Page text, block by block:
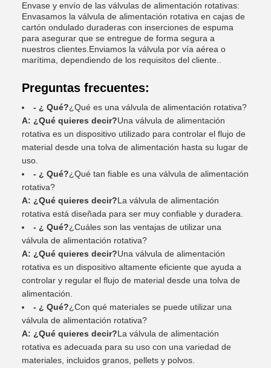
Envase y envío de las válvulas de alimentación rotativas:
Envasamos la válvula de alimentación rotativa en cajas de
cartón ondulado duraderas con inserciones de espuma
para asegurar que se entregue de forma segura a
nuestros clientes.Enviamos la válvula por vía aérea o
marítima, dependiendo de los requisitos del cliente..
Preguntas frecuentes:
- ¿ Qué?¿Qué es una válvula de alimentación rotativa?
A: ¿Qué quieres decir?Una válvula de alimentación
rotativa es un dispositivo utilizado para controlar el flujo de
material desde una tolva de alimentación hasta su lugar de
uso.
- ¿ Qué?¿Qué tan fiable es una válvula de alimentación
rotativa?
A: ¿Qué quieres decir?La válvula de alimentación
rotativa está diseñada para ser muy confiable y duradera.
- ¿ Qué?¿Cuáles son las ventajas de utilizar una
válvula de alimentación rotativa?
A: ¿Qué quieres decir?Una válvula de alimentación
rotativa es un dispositivo altamente eficiente que ayuda a
controlar y regular el flujo de material desde una tolva de
alimentación.
- ¿ Qué?¿Con qué materiales se puede utilizar una
válvula de alimentación rotativa?
A: ¿Qué quieres decir?La válvula de alimentación
rotativa es adecuada para su uso con una variedad de
materiales, incluidos granos, pellets y polvos.